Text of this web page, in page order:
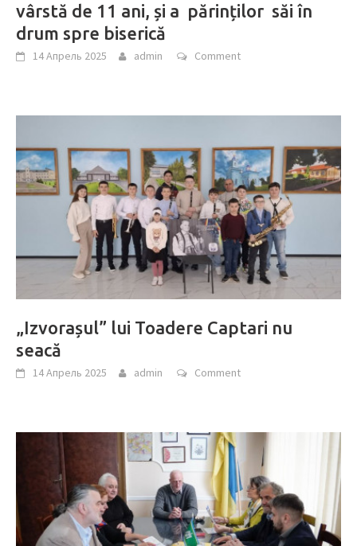
vârstă de 11 ani, și a părinților săi în
drum spre biserică
14 Апрель 2025 admin Comment
„Izvorașul” lui Toadere Captari nu
seacă
14 Апрель 2025 admin Comment